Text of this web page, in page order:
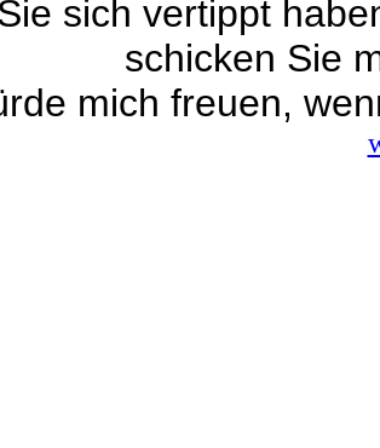
sich vertippt
schicken Sie
mich freuen,